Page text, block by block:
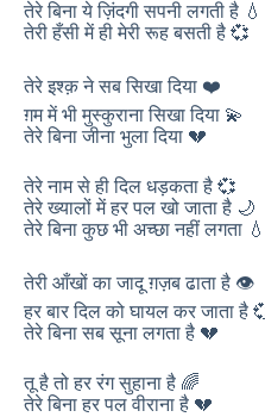
तेरे बिना ये ज़िंदगी सपनी लगती है 💧
तेरी हँसी में ही मेरी रूह बसती है 💞
तेरे इश्क़ ने सब सिखा दिया ❤️
ग़म में भी मुस्कुराना सिखा दिया 💫
तेरे बिना जीना भुला दिया 💔
तेरे नाम से ही दिल धड़कता है 💞
तेरे ख्यालों में हर पल खो जाता है 🌙
तेरे बिना कुछ भी अच्छा नहीं लगता 💧
तेरी आँखों का जादू ग़ज़ब ढाता है 👁️
हर बार दिल को घायल कर जाता है
तेरे बिना सब सूना लगता है 💔
तू है तो हर रंग सुहाना है 🌈
तेरे बिना हर पल वीराना है 💔